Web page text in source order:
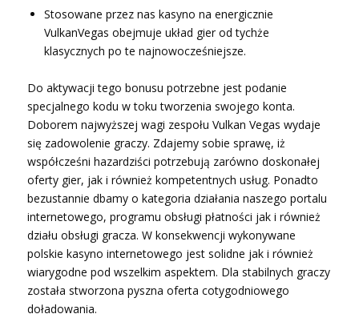
Stosowane przez nas kasyno na energicznie
VulkanVegas obejmuje układ gier od tychże
klasycznych po te najnowocześniejsze.
Do aktywacji tego bonusu potrzebne jest podanie
specjalnego kodu w toku tworzenia swojego konta.
Doborem najwyższej wagi zespołu Vulkan Vegas wydaje
się zadowolenie graczy. Zdajemy sobie sprawę, iż
współcześni hazardziści potrzebują zarówno doskonałej
oferty gier, jak i również kompetentnych usług. Ponadto
bezustannie dbamy o kategoria działania naszego portalu
internetowego, programu obsługi płatności jak i również
działu obsługi gracza. W konsekwencji wykonywane
polskie kasyno internetowego jest solidne jak i również
wiarygodne pod wszelkim aspektem. Dla stabilnych graczy
została stworzona pyszna oferta cotygodniowego
doładowania.